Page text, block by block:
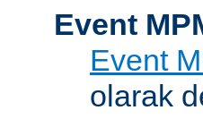
Event
Event
olarak